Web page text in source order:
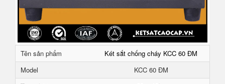
Tên sản phẩm
Két sắt chống cháy KCC 60 ĐM
Model
KCC 60 ĐM